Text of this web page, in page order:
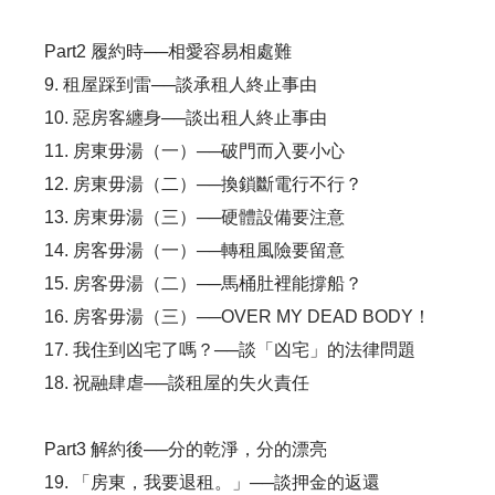
Part2 履約時──相愛容易相處難
9. 租屋踩到雷──談承租人終止事由
10. 惡房客纏身──談出租人終止事由
11. 房東毋湯（一）──破門而入要小心
12. 房東毋湯（二）──換鎖斷電行不行？
13. 房東毋湯（三）──硬體設備要注意
14. 房客毋湯（一）──轉租風險要留意
15. 房客毋湯（二）──馬桶肚裡能撐船？
16. 房客毋湯（三）──OVER MY DEAD BODY！
17. 我住到凶宅了嗎？──談「凶宅」的法律問題
18. 祝融肆虐──談租屋的失火責任
Part3 解約後──分的乾淨，分的漂亮
19. 「房東，我要退租。」──談押金的返還